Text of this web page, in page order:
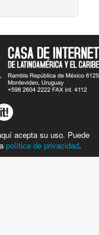
acepta su uso. Puede
política de privacidad.